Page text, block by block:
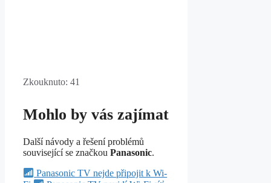
Zkouknuto: 41
Mohlo by vás zajímat
Další návody a řešení problémů
související se značkou Panasonic.
Panasonic TV nejde připojit k Wi-